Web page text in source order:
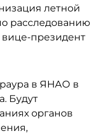
летной
расследованию
президент
в ЯНАО в
Будут
органов